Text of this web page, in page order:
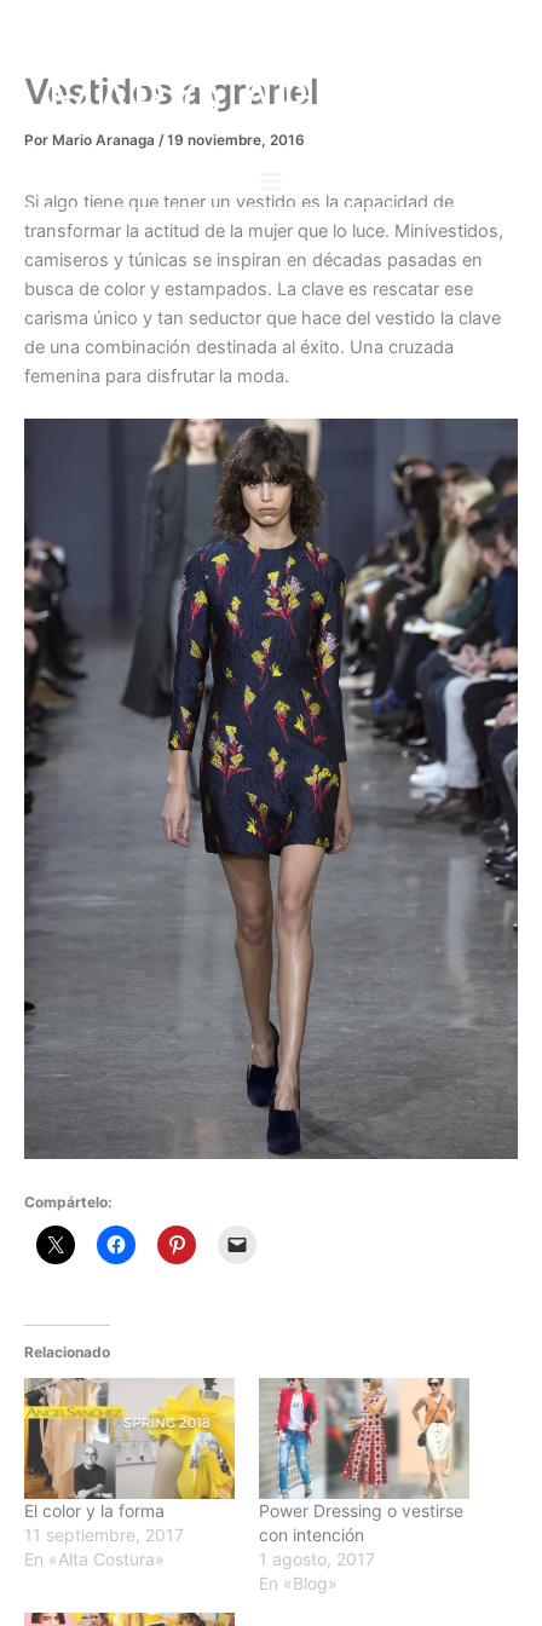
MARIO ARANAGA
Vestidos a granel
Por Mario Aranaga /19 noviembre, 2016
Si algo tiene que tener un vestido es la capacidad de
transformar la actitud de la mujer que lo luce. Minivestidos,
camiseros y túnicas se inspiran en décadas pasadas en
busca de color y estampados. La clave es rescatar ese
carisma único y tan seductor que hace del vestido la clave
de una combinación destinada al éxito. Una cruzada
femenina para disfrutar la moda.
Compártelo:
Relacionado
El color y la forma
11 septiembre, 2017
En «Alta Costura»
Power Dressing o vestirse
con intención
1 agosto, 2017
En «Blog»